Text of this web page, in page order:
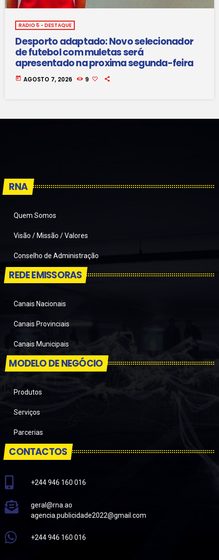
RADIO 5 - DESTAQUE
Desporto adaptado: Novo selecionador
de futebol com muletas será
apresentado na proxima segunda-feira
today AGOSTO 7, 2026 9
RNA
Quem Somos
Visão / Missão / Valores
Conselho de Administração
REDE EMISSORAS
Canais Nacionais
Canais Provinciais
Canais Municipais
MODELO DE NEGÓCIO
Produtos
Serviços
Parcerias
CONTACTOS
+244 946 160 016
geral@rna.ao
agencia.publicidade2022@gmail.com
+244 946 160 016